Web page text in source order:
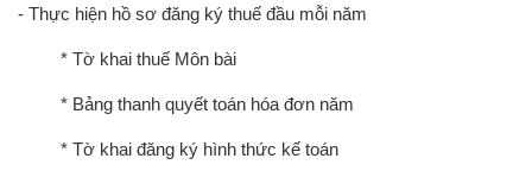
- Thực hiện hồ sơ đăng ký thuế đầu mỗi năm
* Tờ khai thuế Môn bài
* Bảng thanh quyết toán hóa đơn năm
* Tờ khai đăng ký hình thức kế toán